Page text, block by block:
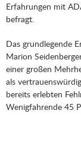
Erfahrungen mit
befragt.
Das grundlegende
Marion
einer großen
als
bereits erlebten
Wenigfahrende 45